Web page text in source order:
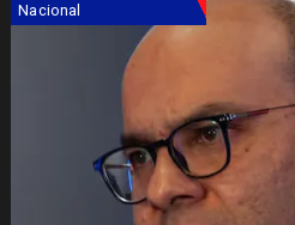
Nacional